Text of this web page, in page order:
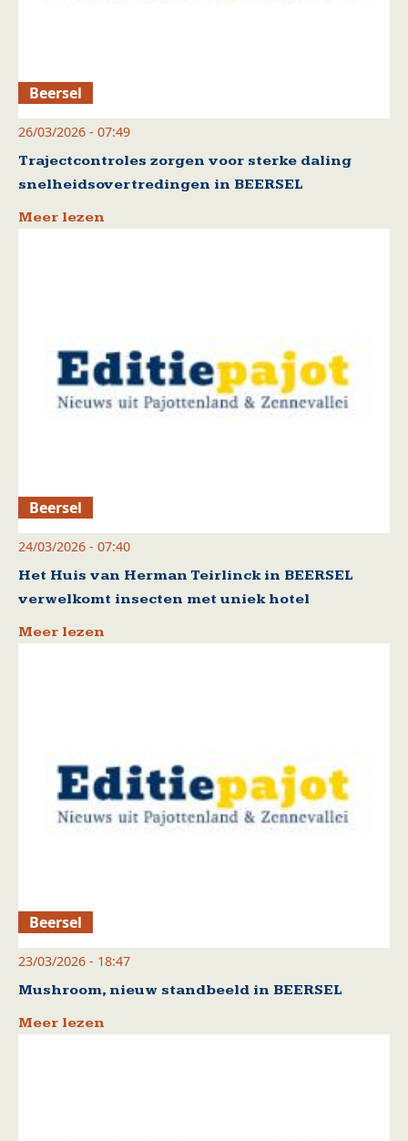
Beersel
26/03/2026 - 07:49
Trajectcontroles zorgen voor sterke daling
snelheidsovertredingen in BEERSEL
Meer lezen
Beersel
24/03/2026 - 07:40
Het Huis van Herman Teirlinck in BEERSEL
verwelkomt insecten met uniek hotel
Meer lezen
Beersel
23/03/2026 - 18:47
Mushroom, nieuw standbeeld in BEERSEL
Meer lezen